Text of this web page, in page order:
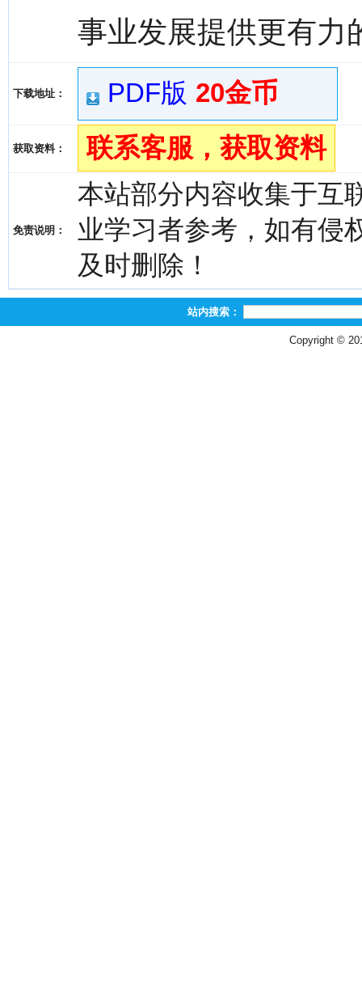
事业发展提供更有力
下载地址： PDF版 20金币
获取资料： 联系客服，获取资料
免责说明：
本站部分内容收集于互
业学习者参考，如有侵
及时删除！
站内搜索：
Copyright ©